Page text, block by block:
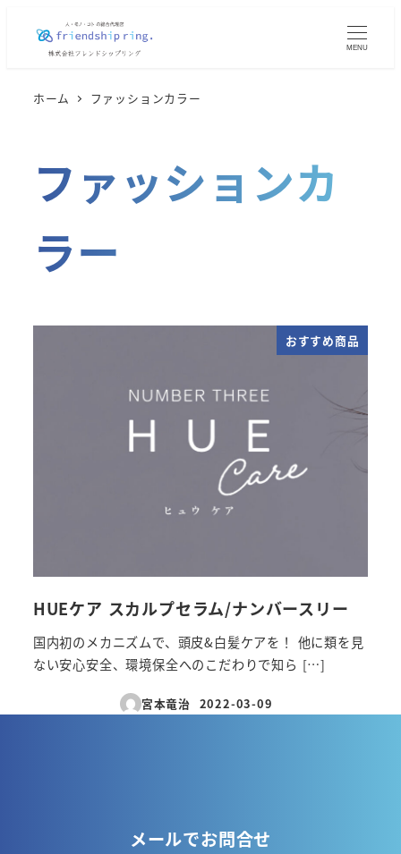
MENU
ホーム ファッションカラー
ファッションカ
ラー
おすすめ商品
HUEケア スカルプセラム/ナンバースリー
国内初のメカニズムで、頭皮&白髪ケアを！ 他に類を見
ない安心安全、環境保全へのこだわりで知ら […]
宮本竜治
投稿日
2022-03-09
メールでお問合せ